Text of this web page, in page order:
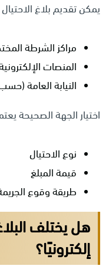
يمكن تقديم بلاغ الاحتيال
مراكز الشرطة
المنصات
النيابة العامة
اختيار الجهة الصحيحة
نوع الاحتيال
قيمة المبلغ
طريقة وقوع
هل يختلف
إلكترونيًا؟